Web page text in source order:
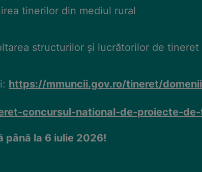
tinerilor din mediul rural
structurilor și lucrătorilor de tineret
https://mmuncii.gov.ro/tineret/
concursul-national-de-proiecte-
până la 6 iulie 2026!